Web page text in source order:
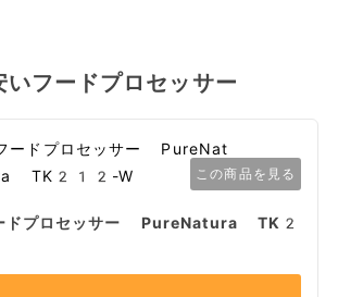
いフードプロセッサー
この商品を見る
ドプロセッサー PureNatura TK2